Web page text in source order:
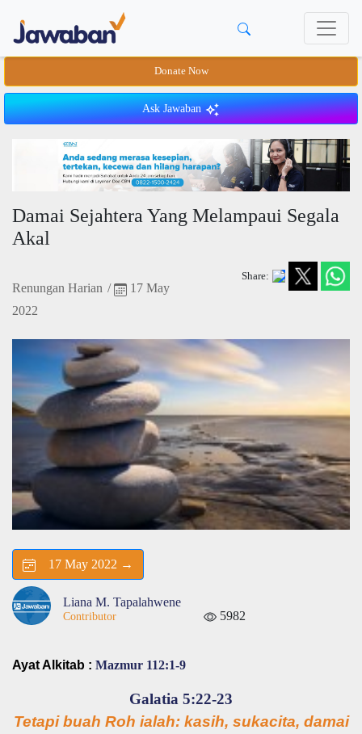
Donate Now
Ask Jawaban
Damai Sejahtera Yang Melampaui Segala
Akal
Renungan Harian /
17 May
2022
Share:
17 May 2022 →
Liana M. Tapalahwene
Contributor 5982
Ayat Alkitab : Mazmur 112:1-9
Galatia 5:22-23
Tetapi buah Roh ialah: kasih, sukacita, damai